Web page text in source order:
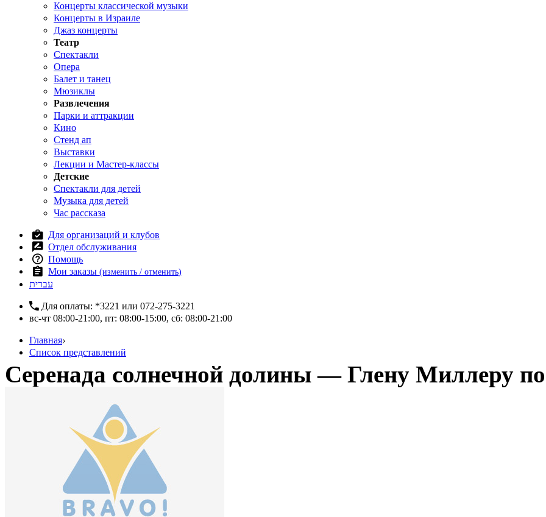
Концерты классической музыки
Концерты в Израиле
Джаз концерты
Театр
Спектакли
Опера
Балет и танец
Мюзиклы
Развлечения
Парки и аттракции
Кино
Стенд ап
Выставки
Лекции и Мастер-классы
Детские
Спектакли для детей
Музыка для детей
Час рассказа
Для организаций и клубов
Отдел обслуживания
Помощь
Мои заказы(изменить / отменить)
עברית
Для оплаты: *3221 или 072-275-3221
вс-чт 08:00-21:00, пт: 08:00-15:00, сб: 08:00-21:00
Главная›
Список представлений
Серенада солнечной долины — Глену Миллеру